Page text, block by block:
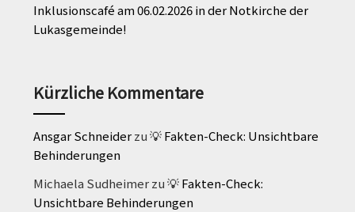
Inklusionscafé am 06.02.2026 in der Notkirche der
Lukasgemeinde!
Kürzliche Kommentare
Ansgar Schneiderzu💡 Fakten-Check: Unsichtbare
Behinderungen
Michaela Sudheimerzu💡 Fakten-Check:
Unsichtbare Behinderungen